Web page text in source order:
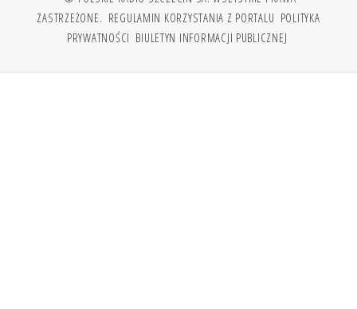
ZASTRZEŻONE. REGULAMIN KORZYSTANIA Z PORTALU POLITYKA
PRYWATNOŚCI BIULETYN INFORMACJI PUBLICZNEJ